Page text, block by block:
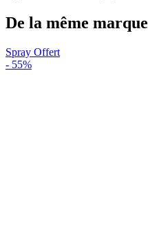
De la même marque
Spray Offert
- 55%